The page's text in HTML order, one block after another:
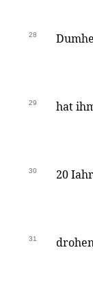
28
29 hat
30 20
31